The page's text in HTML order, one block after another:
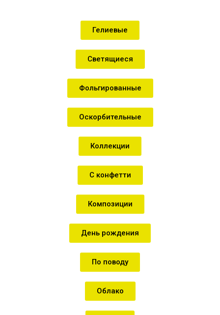
Гелиевые
Светящиеся
Фольгированные
Оскорбительные
Коллекции
С конфетти
Композиции
День рождения
По поводу
Облако